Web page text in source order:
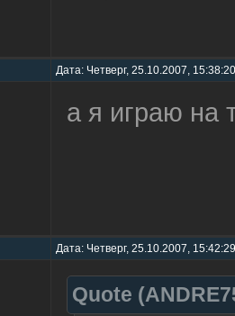
Дата: Четверг, 25.10.2007,
а я играю на
Дата: Четверг, 25.10.2007,
Quote (